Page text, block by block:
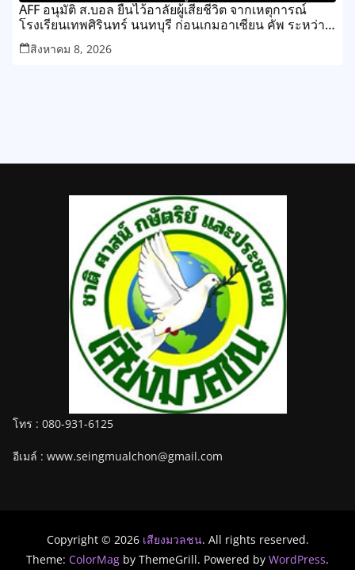
AFF อนุมัติ ส.บอล ยืนไว้อาลัยผู้เสียชีวิต จากเหตุการณ์
โรงเรียนเทพศิรินทร์ นนทบุรี ก่อนเกมอาเซียน คัพ ระหว่าง
ไทย กับ เมียนมา
สิงหาคม 8, 2026
โทร : 080-931-6125
อีเมล์ : www.seingmualchon@gmail.com
Copyright © 2026 เสียงมวลชน. All rights reserved.
Theme: ColorMag by ThemeGrill. Powered by WordPress.